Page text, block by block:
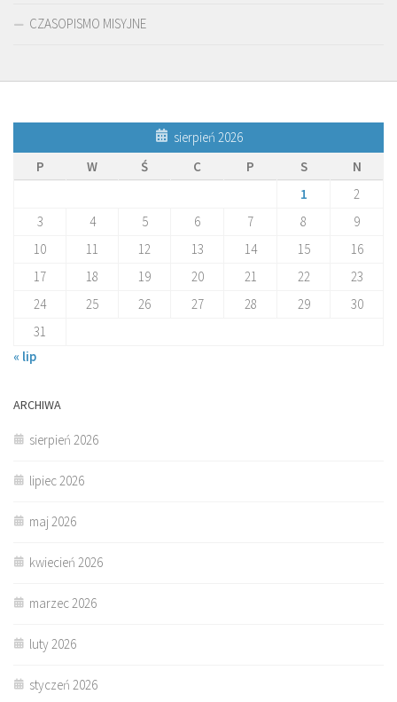
CZASOPISMO MISYJNE
sierpień 2026
P
W Ś C P S
N
1
2
3
4 5 6 7 8
9
10
11 12 13 14 15
16
17
18 19 20 21 22
23
24
25 26 27 28 29
30
31
« lip
ARCHIWA
sierpień 2026
lipiec 2026
maj 2026
kwiecień 2026
marzec 2026
luty 2026
styczeń 2026